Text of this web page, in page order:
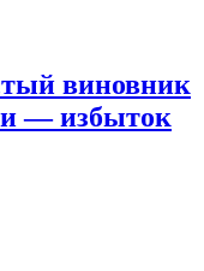
виновник
— избыток